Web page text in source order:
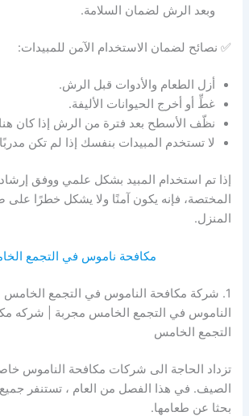
وبعد الرش لضمان السلامة.
✅ نصائح لضمان الاستخدام الآمن للمبيدات:
أزل الطعام والأدوات قبل الرش.
غطِّ أو أخرج الحيوانات الأليفة.
نظّف الأسطح بعد فترة من الرش إذا كان
لا تستخدم المبيدات بنفسك إذا لم تكن
إذا تم استخدام المبيد بشكل علمي ووفق
المختصة، فإنه يكون آمنًا ولا يشكل خطرًا
المنزل.
مكافحة ناموس في التجمع
1. شركة مكافحة الناموس في التجمع
الناموس في التجمع الخامس مجربة | شركه
التجمع الخامس
تزداد الحاجة الى شركات مكافحة الناموس
الصيف. في هذا الفصل من العام ، تستنفر
بحثا عن طعامها.